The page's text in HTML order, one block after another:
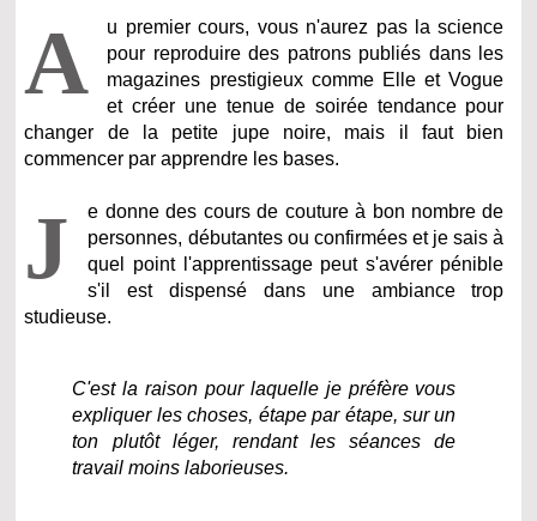
A
u premier cours, vous n'aurez pas la science
pour reproduire des patrons publiés dans les
magazines prestigieux comme Elle et Vogue
et créer une tenue de soirée tendance pour
changer de la petite jupe noire, mais il faut bien
commencer par apprendre les bases.
J
e donne des cours de couture à bon nombre de
personnes, débutantes ou confirmées et je sais à
quel point l'apprentissage peut s'avérer pénible
s'il est dispensé dans une ambiance trop
studieuse.
C'est la raison pour laquelle je préfère vous
expliquer les choses, étape par étape, sur un
ton plutôt léger, rendant les séances de
travail moins laborieuses.